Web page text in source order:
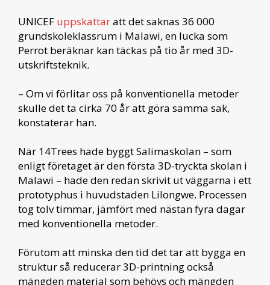
UNICEF uppskattaratt det saknas 36 000
grundskoleklassrum i Malawi, en lucka som
Perrot beräknar kan täckas på tio år med 3D-
utskriftsteknik.
– Om vi förlitar oss på konventionella metoder
skulle det ta cirka 70 år att göra samma sak,
konstaterar han.
När 14Trees hade byggt Salimaskolan – som
enligt företaget är den första 3D-tryckta skolan i
Malawi – hade den redan skrivit ut väggarna i ett
prototyphus i huvudstaden Lilongwe. Processen
tog tolv timmar, jämfört med nästan fyra dagar
med konventionella metoder.
Förutom att minska den tid det tar att bygga en
struktur så reducerar 3D-printning också
mängden material som behövs och mängden